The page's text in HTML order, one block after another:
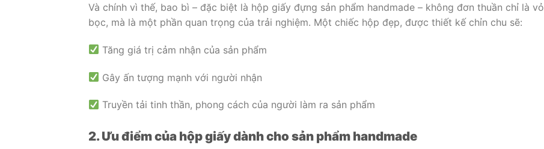
Và chính vì thế, bao bì – đặc biệt là hộp giấy đựng sản phẩm handmade – không đơn thuần chỉ là vỏ
bọc, mà là một phần quan trọng của trải nghiệm. Một chiếc hộp đẹp, được thiết kế chỉn chu sẽ:
Tăng giá trị cảm nhận của sản phẩm
Gây ấn tượng mạnh với người nhận
Truyền tải tinh thần, phong cách của người làm ra sản phẩm
2. Ưu điểm của hộp giấy dành cho sản phẩm handmade